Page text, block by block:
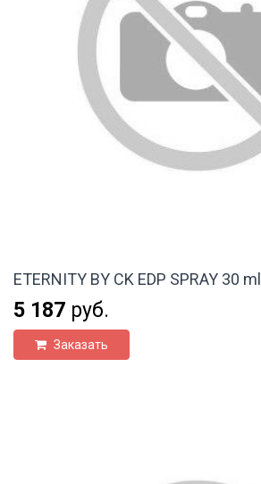
ETERNITY BY CK EDP SPRAY 30 ml
5 187 руб.
Заказать